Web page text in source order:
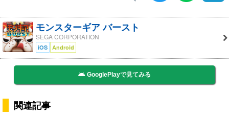
モンスターギア バースト
SEGA CORPORATION
iOS Android
GooglePlayで見てみる
関連記事